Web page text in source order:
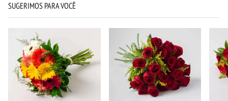
SUGERIMOS PARA VOCÊ